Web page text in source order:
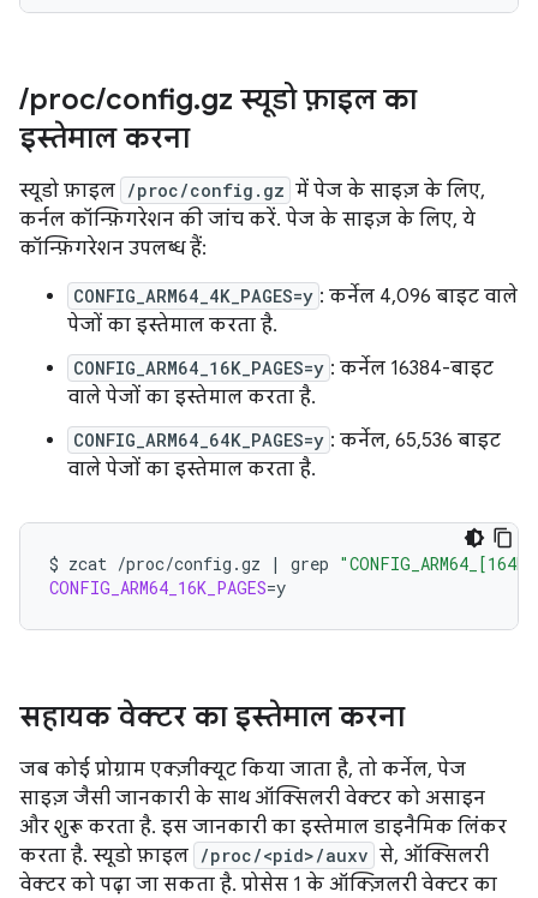
/proc/config.gz स्यूडो फ़ाइल का
इस्तेमाल करना
स्यूडो फ़ाइल /proc/config.gz में पेज के साइज़ के लिए,
कर्नल कॉन्फ़िगरेशन की जांच करें. पेज के साइज़ के लिए, ये
कॉन्फ़िगरेशन उपलब्ध हैं:
CONFIG_ARM64_4K_PAGES=y : कर्नेल 4,096 बाइट वाले
पेजों का इस्तेमाल करता है.
CONFIG_ARM64_16K_PAGES=y : कर्नेल 16384-बाइट
वाले पेजों का इस्तेमाल करता है.
CONFIG_ARM64_64K_PAGES=y : कर्नेल, 65,536 बाइट
वाले पेजों का इस्तेमाल करता है.
$ zcat /proc/config.gz | grep
CONFIG_ARM64_16K_PAGES=
सहायक वेक्टर का इस्तेमाल करना
जब कोई प्रोग्राम एक्ज़ीक्यूट किया जाता है, तो कर्नेल, पेज
साइज़ जैसी जानकारी के साथ ऑक्सिलरी वेक्टर को असाइन
और शुरू करता है. इस जानकारी का इस्तेमाल डाइनैमिक लिंकर
करता है. स्यूडो फ़ाइल /proc/<pid>/auxv से, ऑक्सिलरी
वेक्टर को पढ़ा जा सकता है. प्रोसेस 1 के ऑक्ज़िलरी वेक्टर का